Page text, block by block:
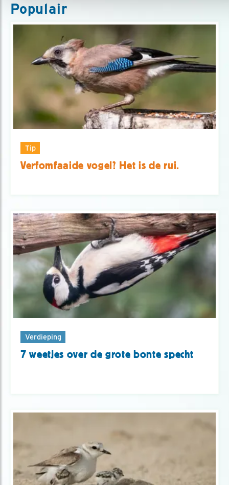
Populair
Tip
Verfomfaaide vogel? Het is de rui.
Verdieping
7 weetjes over de grote bonte specht